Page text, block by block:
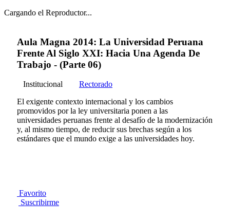
Cargando el Reproductor...
Aula Magna 2014: La Universidad Peruana
Frente Al Siglo XXI: Hacia Una Agenda De
Trabajo - (Parte 06)
Institucional
Rectorado
El exigente contexto internacional y los cambios
promovidos por la ley universitaria ponen a las
universidades peruanas frente al desafío de la modernización
y, al mismo tiempo, de reducir sus brechas según a los
estándares que el mundo exige a las universidades hoy.
Favorito
Suscribirme